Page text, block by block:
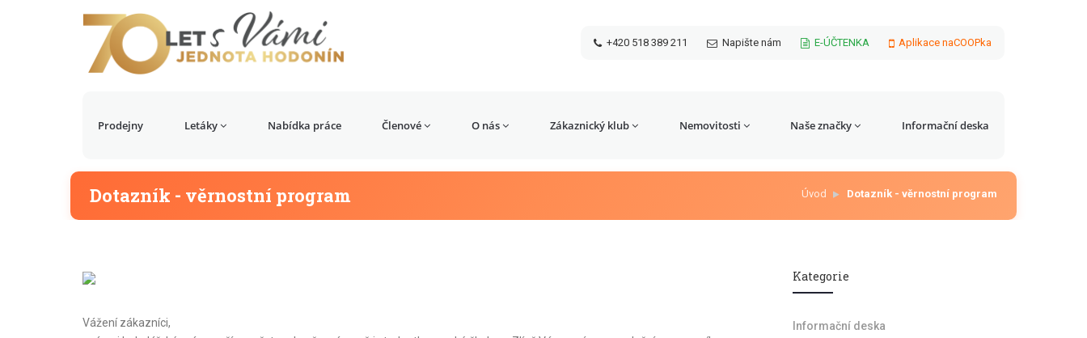
+420 518 389 211 Napište nám E-ÚČTENKA Aplikace naCOOPka
Prodejny Letáky Nabídka práce Členové O nás Zákaznický klub Nemovitosti Naše značky Informační deska
Dotazník - věrnostní program Úvod Dotazník - věrnostní program
Vážení zákazníci,
Kategorie
Informační deska